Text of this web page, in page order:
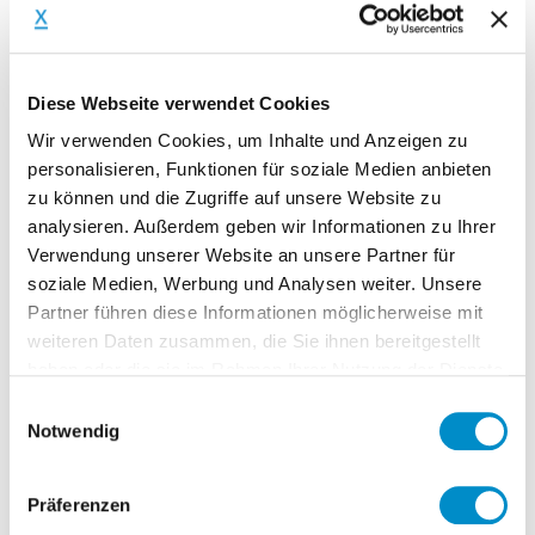
Diese Webseite verwendet Cookies
Wir verwenden Cookies, um Inhalte und Anzeigen zu
personalisieren, Funktionen für soziale Medien anbieten
zu können und die Zugriffe auf unsere Website zu
analysieren. Außerdem geben wir Informationen zu Ihrer
Verwendung unserer Website an unsere Partner für
soziale Medien, Werbung und Analysen weiter. Unsere
Partner führen diese Informationen möglicherweise mit
weiteren Daten zusammen, die Sie ihnen bereitgestellt
Notwendig
Präferenzen
verschiedenen Branchen, sowohl auf der
Erstellung detaillierter Analysen für
Vertragsverhandlungen
Identifikation und Analyse von
Geschäftsfaktoren zur Bewertung von
Chancen, Risiken und
Geschäftsmodellen
Zusammenfassung der
Analyseergebnisse in Financial Due
Factbooks und Vendor Due Diligence
Teams bei Beratungsprojekten